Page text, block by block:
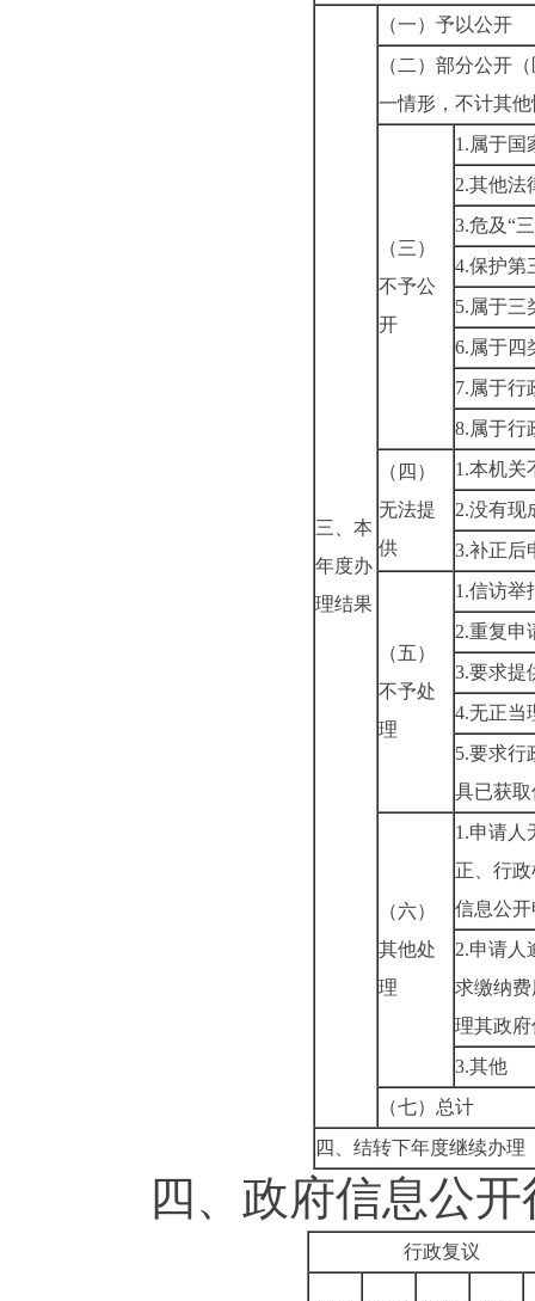
三、本
年度办
理结果
（一）予以公开
（二）部分公开
一情形，不计其
（三）
不予公
开
1.属于国
2.其他法
3.危及“
4.保护第
5.属于三
6.属于四
7.属于行
8.属于行
（四）
无法提
供
1.本机关
2.没有现
3.补正后
（五）
不予处
理
1.信访举
2.重复申
3.要求提
4.无正当
5.要求行
具已获
（六）
其他处
理
1.申请人
正、行
信息公
2.申请人
求缴纳
理其政
3.其他
（七）总计
四、结转下年度继续办理
四、政府信息公开
行政复议